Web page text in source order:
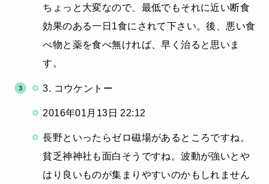
ちょっと大変なので、最低でもそれに近い断食
効果のある一日1食にされて下さい。後、悪い食
べ物と薬を食べ無ければ、早く治ると思いま
す。
3. コウケントー
2016年01月13日 22:12
長野といったらゼロ磁場があるところですね。
貧乏神神社も面白そうですね。波動が強いとや
はり良いものが集まりやすいのかもしれません